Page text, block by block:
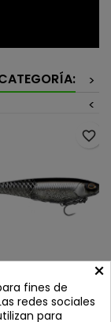
>
<
POWERBAIT
15CM SHALLOW
GHOST
Review(s):
favorite_border
×
fines de
redes sociales
para